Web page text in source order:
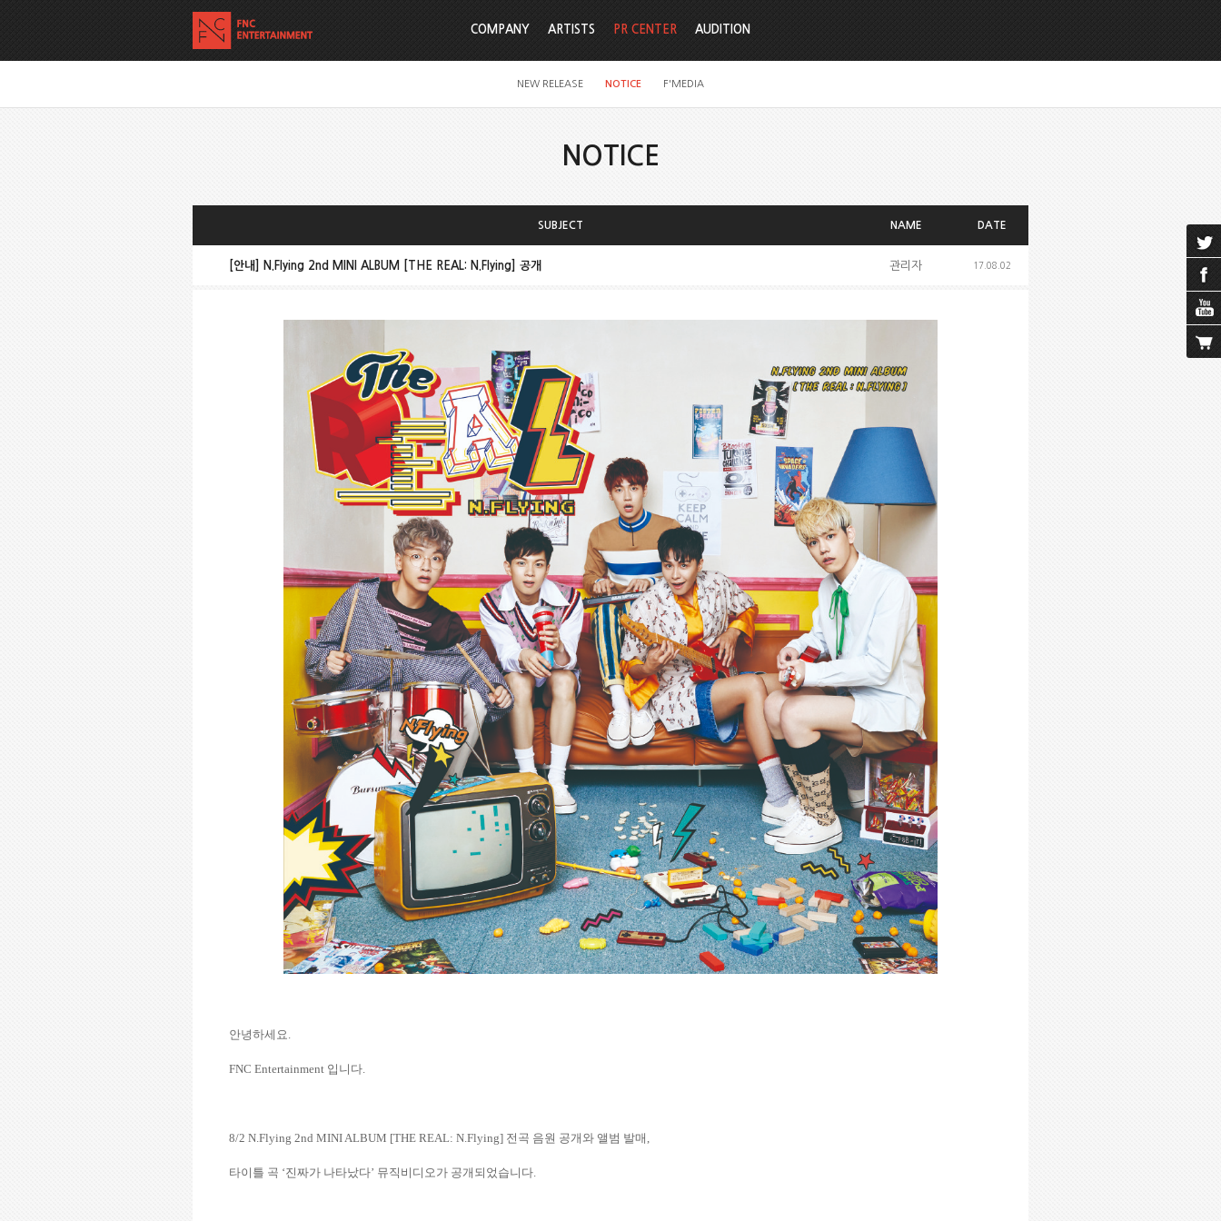
COMPANY ARTISTS PR CENTER
NEW RELEASE NOTICE F'MEDIA
AUDITION
NOTICE
SUBJECT NAME DATE
[안내] N.Flying 2nd MINI ALBUM [THE REAL: N.Flying] 공개 관리자 17.08.02
안녕하세요.
FNC Entertainment 입니다.
8/2 N.Flying 2nd MINI ALBUM [THE REAL: N.Flying] 전곡 음원 공개와 앨범 발매 ,
타이틀 곡 ‘진짜가 나타났다’ 뮤직비디오가 공개되었습니다.